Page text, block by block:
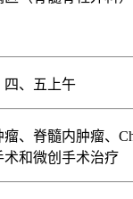
四、五上午
、脊髓内肿瘤、
和微创手术治疗